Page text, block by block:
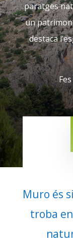
paratges
un
destaca
Muro és
troba